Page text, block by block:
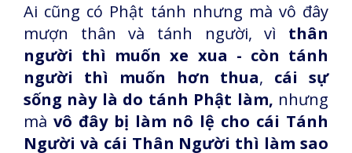
Ai cũng có Phật tánh nhưng mà vô đây
mượn thân và tánh người, vì thân
người thì muốn xe xua - còn tánh
người thì muốn hơn thua, cái sự
sống này là do tánh Phật làm, nhưng
mà vô đây bị làm nô lệ cho cái Tánh
Người và cái Thân Người thì làm sao